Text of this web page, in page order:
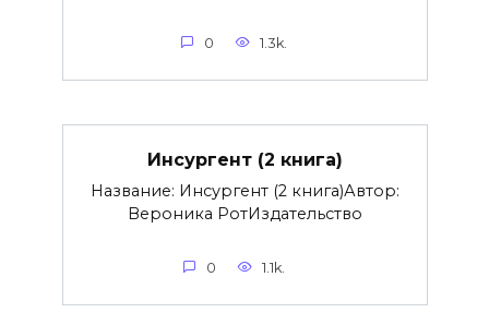
0 1.3k.
Инсургент (2 книга)
Название: Инсургент (2 книга)Автор:
Вероника РотИздательство
0 1.1k.